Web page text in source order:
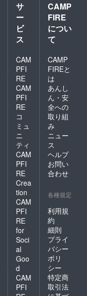
サ
ー
ビ
ス
CAM
PFI
RE
CAM
PFI
RE
コ
ミュ
ニ
ティ
CAM
PFI
RE
Crea
tion
CAM
PFI
RE
for
Soci
al
Goo
d
CAM
PFI
CAMP
FIRE
につい
て
CAMP
FIREと
は
あんし
ん・安
全への
取り組
み
ニュー
ス
ヘルプ
お問い
合わせ
各種規定
利用規
約
細則
プライ
バシー
ポリ
シー
特定商
取引法